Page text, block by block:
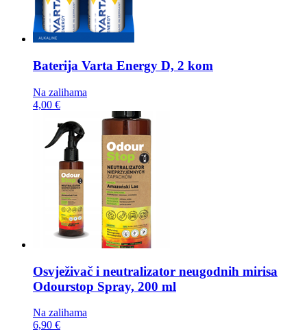
Baterija Varta Energy D, 2 kom
Na zalihama
4,00 €
Osvježivač i neutralizator neugodnih mirisa
Odourstop Spray, 200 ml
Na zalihama
6,90 €